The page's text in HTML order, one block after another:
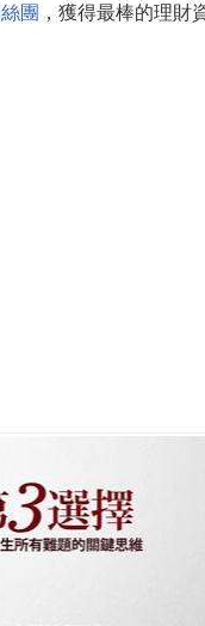
團 ，獲得最棒的理財